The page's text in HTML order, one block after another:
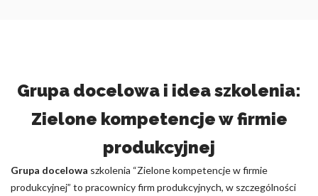
Grupa docelowa i idea szkolenia:
Zielone kompetencje w firmie
produkcyjnej
Grupa docelowa szkolenia “Zielone kompetencje w firmie
produkcyjnej” to pracownicy firm produkcyjnych, w szczególności